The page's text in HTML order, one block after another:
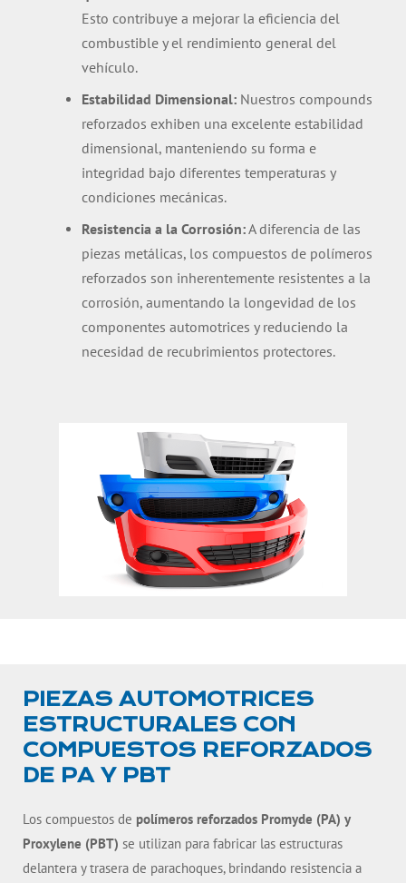
Esto contribuye a mejorar la eficiencia del
combustible y el rendimiento general del
vehículo.
Estabilidad Dimensional: Nuestros compounds
reforzados exhiben una excelente estabilidad
dimensional, manteniendo su forma e
integridad bajo diferentes temperaturas y
condiciones mecánicas.
Resistencia a la Corrosión:A diferencia de las
piezas metálicas, los compuestos de polímeros
reforzados son inherentemente resistentes a la
corrosión, aumentando la longevidad de los
componentes automotrices y reduciendo la
necesidad de recubrimientos protectores.
PIEZAS AUTOMOTRICES
ESTRUCTURALES CON
COMPUESTOS REFORZADOS
DE PA Y PBT
Los compuestos de polímeros reforzados Promyde (PA) y
Proxylene (PBT) se utilizan para fabricar las estructuras
delantera y trasera de parachoques, brindando resistencia a